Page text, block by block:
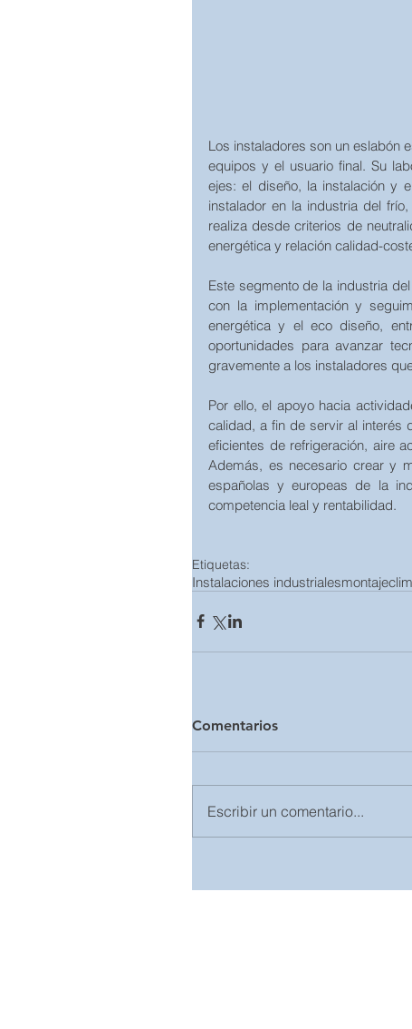
Los instaladores son un eslabón
equipos y el usuario final. Su
ejes: el diseño, la instalación y
instalador en la industria del
realiza desde criterios de
energética y relación calidad-
Este segmento de la industria
con la implementación y
energética y el eco diseño,
oportunidades para avanzar
gravemente a los instaladores
Por ello, el apoyo hacia
calidad, a fin de servir al interés
eficientes de refrigeración, aire
Además, es necesario crear y
españolas y europeas de la
competencia leal y rentabilidad.
Etiquetas:
Instalaciones industrialesmontaje
Comentarios
Escribir un comentario...